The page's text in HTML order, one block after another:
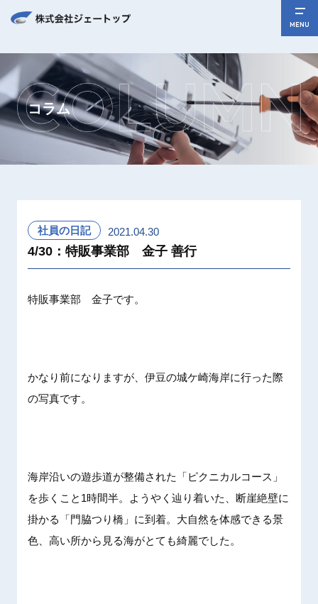
MENU
コラム
社員の日記 2021.04.30
4/30：特販事業部 金子 善行
特販事業部 金子です。
かなり前になりますが、伊豆の城ケ崎海岸に行った際
の写真です。
海岸沿いの遊歩道が整備された「ピクニカルコース」
を歩くこと1時間半。ようやく辿り着いた、断崖絶壁に
掛かる「門脇つり橋」に到着。大自然を体感できる景
色、高い所から見る海がとても綺麗でした。